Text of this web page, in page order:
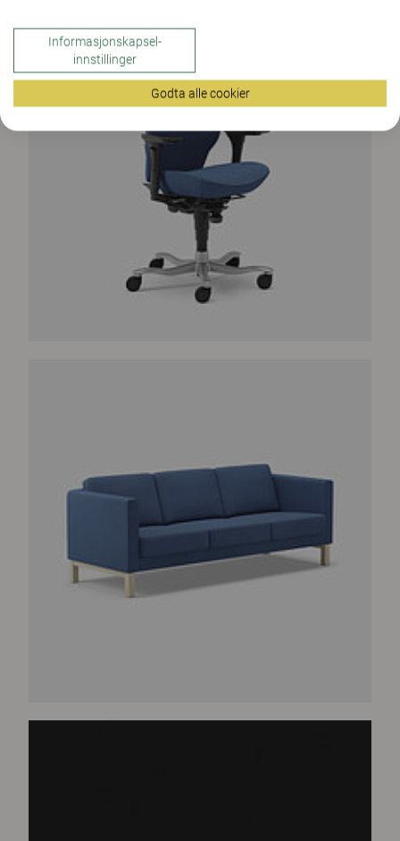
Informasjonskapsel-
innstillinger
Godta alle cookier